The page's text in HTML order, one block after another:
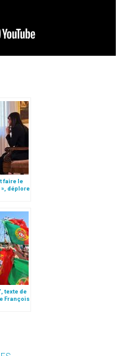
faire le
», déplore
texte de
François